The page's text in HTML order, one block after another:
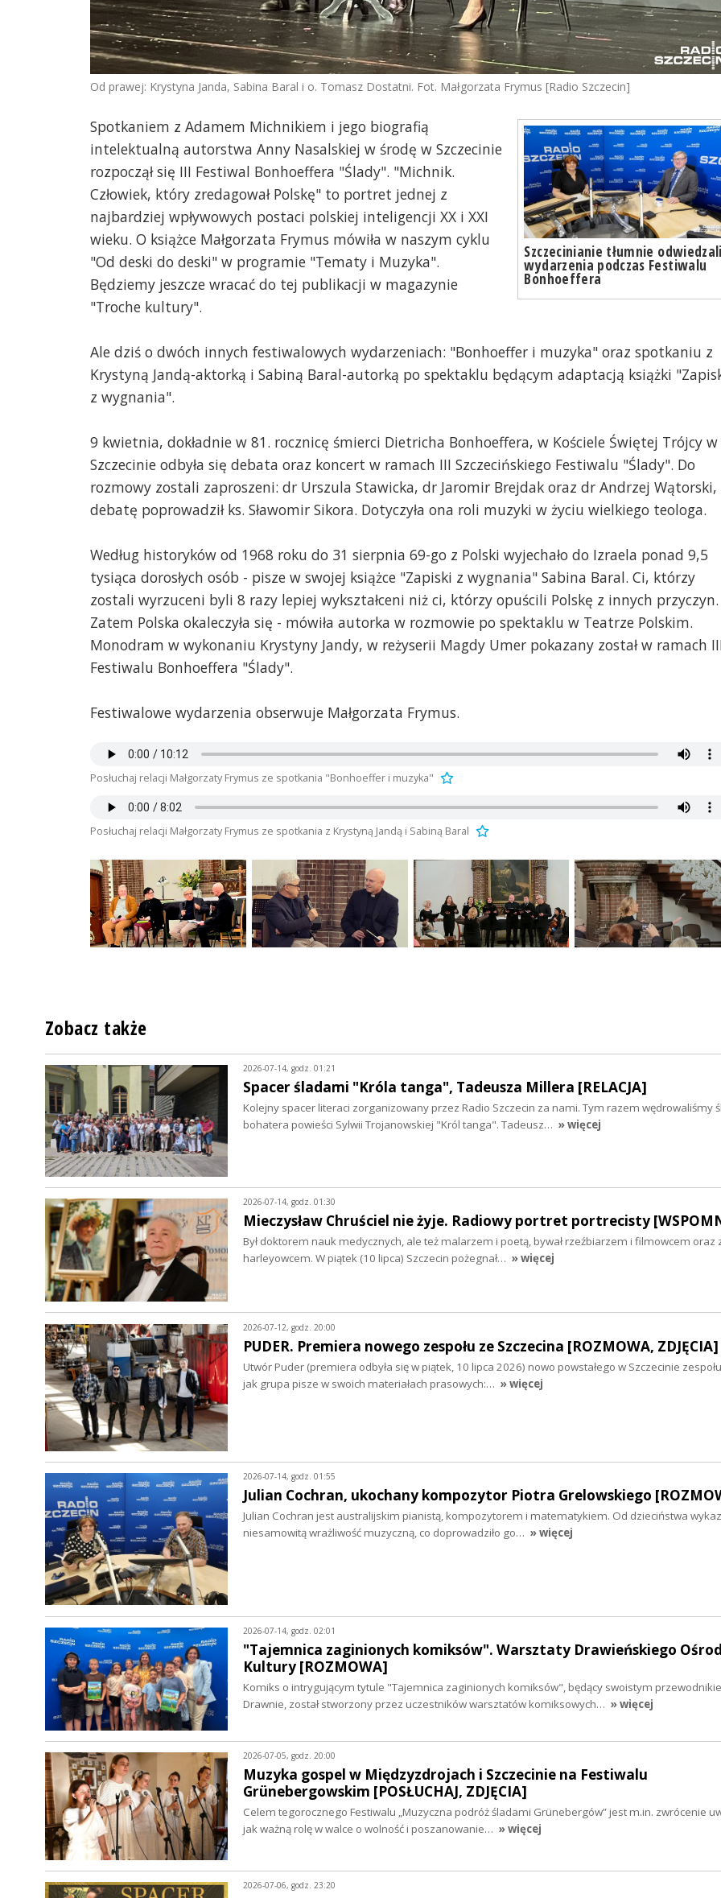
Od prawej: Krystyna Janda, Sabina Baral i o. Tomasz Dostatni. Fot. Małgorzata Frymus [Radio Szczecin]
Szczecinianie tłumnie
wydarzenia podczas Festiwalu
Bonhoeffera
Spotkaniem z Adamem Michnikiem i jego biografią
intelektualną autorstwa Anny Nasalskiej w środę w Szczecinie
rozpoczął się III Festiwal Bonhoeffera "Ślady". "Michnik.
Człowiek, który zredagował Polskę" to portret jednej z
najbardziej wpływowych postaci polskiej inteligencji XX i XXI
wieku. O książce Małgorzata Frymus mówiła w naszym cyklu
"Od deski do deski" w programie "Tematy i Muzyka".
Będziemy jeszcze wracać do tej publikacji w magazynie
"Troche kultury".
Ale dziś o dwóch innych festiwalowych wydarzeniach: "Bonhoeffer i muzyka" oraz spotkaniu z
Krystyną Jandą-aktorką i Sabiną Baral-autorką po spektaklu będącym adaptacją książki
z wygnania".
9 kwietnia, dokładnie w 81. rocznicę śmierci Dietricha Bonhoeffera, w Kościele Świętej Trójcy w
Szczecinie odbyła się debata oraz koncert w ramach III Szczecińskiego Festiwalu "Ślady". Do
rozmowy zostali zaproszeni: dr Urszula Stawicka, dr Jaromir Brejdak oraz dr Andrzej Wątorski,
debatę poprowadził ks. Sławomir Sikora. Dotyczyła ona roli muzyki w życiu wielkiego teologa.
Według historyków od 1968 roku do 31 sierpnia 69-go z Polski wyjechało do Izraela ponad 9,5
tysiąca dorosłych osób - pisze w swojej książce "Zapiski z wygnania" Sabina Baral. Ci, którzy
zostali wyrzuceni byli 8 razy lepiej wykształceni niż ci, którzy opuścili Polskę z innych przyczyn.
Zatem Polska okaleczyła się - mówiła autorka w rozmowie po spektaklu w Teatrze Polskim.
Monodram w wykonaniu Krystyny Jandy, w reżyserii Magdy Umer pokazany został w ramach
Festiwalu Bonhoeffera "Ślady".
Festiwalowe wydarzenia obserwuje Małgorzata Frymus.
Posłuchaj relacji Małgorzaty Frymus ze spotkania "Bonhoeffer i muzyka"
Posłuchaj relacji Małgorzaty Frymus ze spotkania z Krystyną Jandą i Sabiną Baral
Zobacz także
2026-07-14, godz. 01:21
Spacer śladami "Króla tanga", Tadeusza Millera [RELACJA]
Kolejny spacer literaci zorganizowany przez Radio Szczecin za nami. Tym razem wędrowaliśmy
bohatera powieści Sylwii Trojanowskiej "Król tanga". Tadeusz… » więcej
2026-07-14, godz. 01:30
Mieczysław Chruściel nie żyje. Radiowy portret portrecisty
Był doktorem nauk medycznych, ale też malarzem i poetą, bywał rzeźbiarzem i filmowcem oraz
harleyowcem. W piątek (10 lipca) Szczecin pożegnał… » więcej
2026-07-12, godz. 20:00
PUDER. Premiera nowego zespołu ze Szczecina [ROZMOWA, ZDJĘCIA]
Utwór Puder (premiera odbyła się w piątek, 10 lipca 2026) nowo powstałego w Szczecinie
jak grupa pisze w swoich materiałach prasowych:… » więcej
2026-07-14, godz. 01:55
Julian Cochran, ukochany kompozytor Piotra Grelowskiego
Julian Cochran jest australijskim pianistą, kompozytorem i matematykiem. Od dzieciństwa
niesamowitą wrażliwość muzyczną, co doprowadziło go… » więcej
2026-07-14, godz. 02:01
"Tajemnica zaginionych komiksów". Warsztaty Drawieńskiego
Kultury [ROZMOWA]
Komiks o intrygującym tytule "Tajemnica zaginionych komiksów", będący swoistym
Drawnie, został stworzony przez uczestników warsztatów komiksowych… » więcej
2026-07-05, godz. 20:00
Muzyka gospel w Międzyzdrojach i Szczecinie na Festiwalu
Grünebergowskim [POSŁUCHAJ, ZDJĘCIA]
Celem tegorocznego Festiwalu „Muzyczna podróż śladami Grünebergów” jest m.in. zwrócenie
jak ważną rolę w walce o wolność i poszanowanie… » więcej
2026-07-06, godz. 23:20